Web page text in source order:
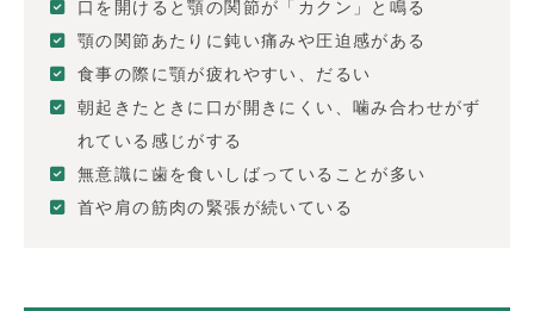
口を開けると顎の関節が「カクン」と鳴る
顎の関節あたりに鈍い痛みや圧迫感がある
食事の際に顎が疲れやすい、だるい
朝起きたときに口が開きにくい、噛み合わせがず
れている感じがする
無意識に歯を食いしばっていることが多い
首や肩の筋肉の緊張が続いている